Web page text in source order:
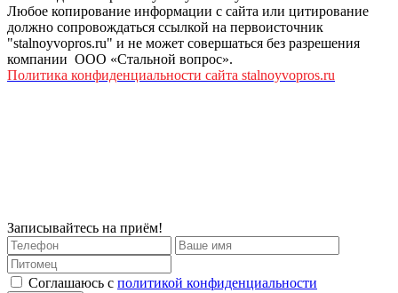
Любое копирование информации с сайта или цитирование
должно сопровождаться ссылкой на первоисточник
"stalnoyvopros.ru" и не может совершаться без разрешения
компании ООО «Стальной вопрос».
Политика конфиденциальности сайта stalnoyvopros.ru
Записывайтесь на приём!
Соглашаюсь с политикой конфиденциальности